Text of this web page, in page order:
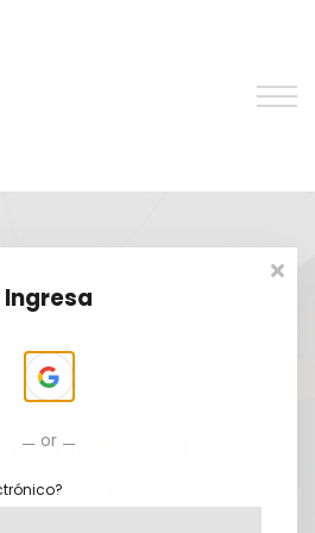
Frequentes
A ENTRE CAJAS
Ingresa
or